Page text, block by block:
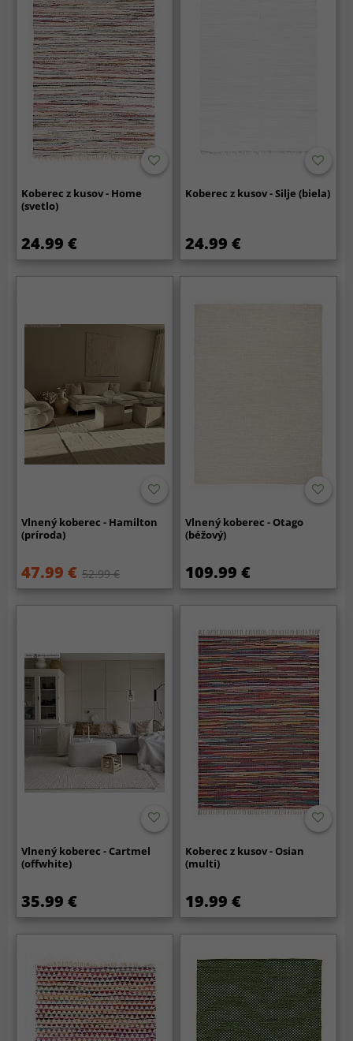
Koberec z kusov - Home
(svetlo)
24.99 €
Koberec z kusov - Silje (biela)
24.99 €
Vlnený koberec - Hamilton
(príroda)
47.99 € 52.99 €
Vlnený koberec - Otago
(béžový)
109.99 €
Vlnený koberec - Cartmel
(offwhite)
35.99 €
Koberec z kusov - Osian
(multi)
19.99 €